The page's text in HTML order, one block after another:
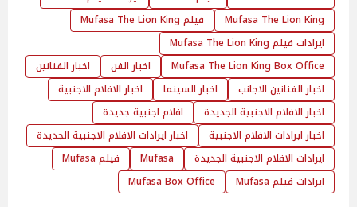
Mufasa The Lion King
فيلم Mufasa The Lion King
ايرادات فيلم Mufasa The Lion King
Mufasa The Lion King Box Office
اخبار الفن
اخبار الفنانين
اخبار الفنانين الاجانب
اخبار السينما
اخبار الافلام الاجنبية
اخبار الافلام الاجنبية الجديدة
افلام اجنبية جديدة
اخبار ايرادات الافلام الاجنبية
اخبار ايرادات الافلام الاجنبية الجديدة
ايرادات الافلام الاجنبية الجديدة
Mufasa
فيلم Mufasa
ايرادات فيلم Mufasa
Mufasa Box Office